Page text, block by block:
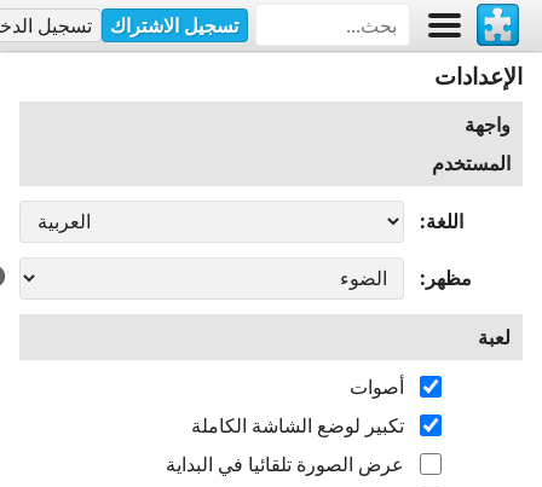
تسجيل الاشتراك تسجيل
الإعدادات
واجهة
المستخدم
اللغة
مظهر
لعبة
أصوات
تكبير لوضع الشاشة الكاملة
عرض الصورة تلقائيا في البداية